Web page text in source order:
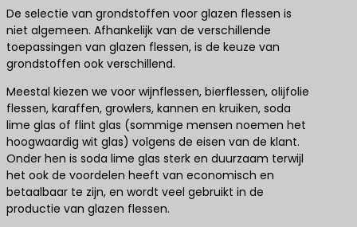
De selectie van grondstoffen voor glazen flessen is
niet algemeen. Afhankelijk van de verschillende
toepassingen van glazen flessen, is de keuze van
grondstoffen ook verschillend.
Meestal kiezen we voor wijnflessen, bierflessen, olijfolie
flessen, karaffen, growlers, kannen en kruiken, soda
lime glas of flint glas (sommige mensen noemen het
hoogwaardig wit glas) volgens de eisen van de klant.
Onder hen is soda lime glas sterk en duurzaam terwijl
het ook de voordelen heeft van economisch en
betaalbaar te zijn, en wordt veel gebruikt in de
productie van glazen flessen.